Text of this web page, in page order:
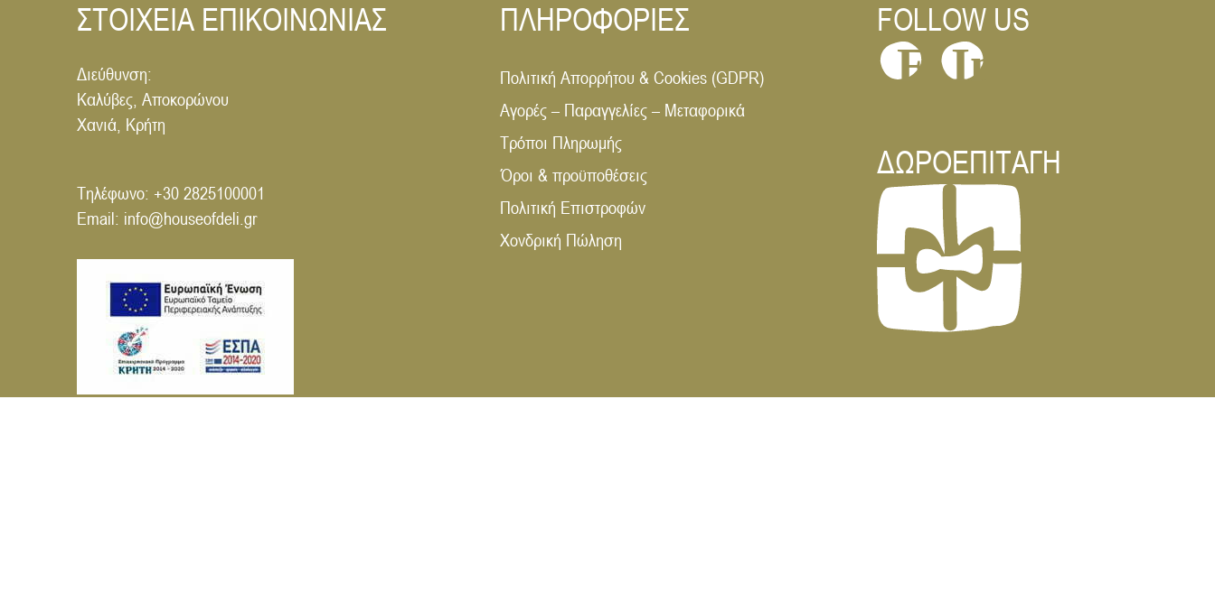
ΣΤΟΙΧΕΙΑ ΕΠΙΚΟΙΝΩΝΙΑΣ
Διεύθυνση:
Καλύβες, Αποκορώνου
Χανιά, Κρήτη
Τηλέφωνο: +30 2825100001
Email: info@houseofdeli.gr
ΠΛΗΡΟΦΟΡΙΕΣ
Πολιτική Απορρήτου & Cookies (GDPR)
Αγορές – Παραγγελίες – Μεταφορικά
Τρόποι Πληρωμής
Όροι & προϋποθέσεις
Πολιτική Επιστροφών
Χονδρική Πώληση
FOLLOW US
F In
ΔΩΡΟΕΠΙΤΑΓΗ